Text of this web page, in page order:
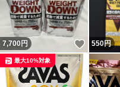
7,700円 いいね
550円
最大10%対象